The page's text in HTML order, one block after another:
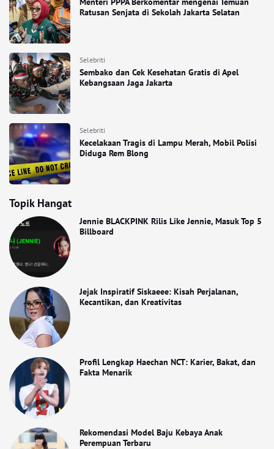
Ratusan Senjata di Sekolah Jakarta Selatan
Selebriti
Sembako dan Cek Kesehatan Gratis di Apel
Kebangsaan Jaga Jakarta
Selebriti
Kecelakaan Tragis di Lampu Merah, Mobil Polisi
Diduga Rem Blong
Topik Hangat
Jennie BLACKPINK Rilis Like Jennie, Masuk Top 5
Billboard
Jejak Inspiratif Siskaeee: Kisah Perjalanan,
Kecantikan, dan Kreativitas
Profil Lengkap Haechan NCT: Karier, Bakat, dan
Fakta Menarik
Rekomendasi Model Baju Kebaya Anak
Perempuan Terbaru